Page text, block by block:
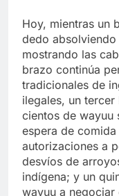
Hoy, mientras un
dedo
mostrando las
brazo continúa
tradicionales de
ilegales, un
cientos de wayuu
espera de
autorizaciones a
desvíos de
indígena; y un
wayuu a negociar